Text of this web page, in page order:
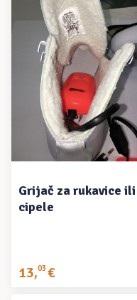
DODAJ U KOŠARICU
Grijač za rukavice ili
cipele
13,03 €